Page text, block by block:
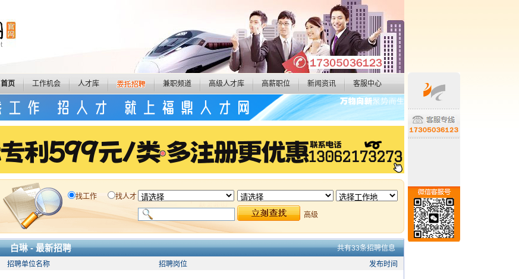
首页 工作机会 人才库 兼职频道 高级人才库 高薪职位 新闻资讯 客服中心
找工作 找人才
高级
白琳 - 最新招聘
共有33条招聘信息
招聘单位名称
招聘岗位 发布时间